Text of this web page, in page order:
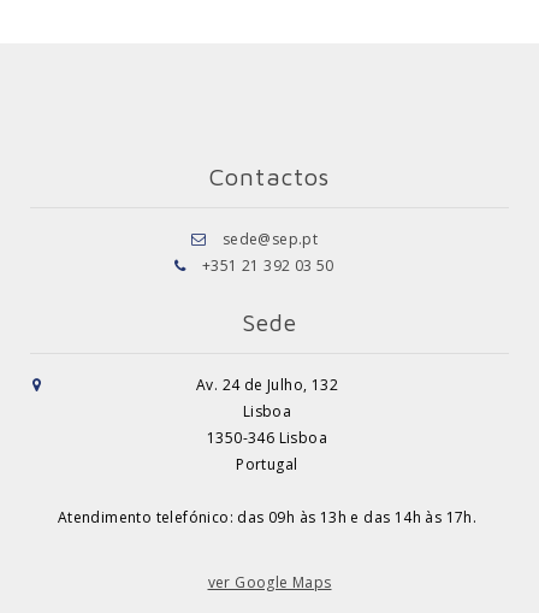
Contactos
sede@sep.pt
+351 21 392 03 50
Sede
Av. 24 de Julho, 132
Lisboa
1350-346 Lisboa
Portugal
Atendimento telefónico: das 09h às 13h e das 14h às 17h.
ver Google Maps